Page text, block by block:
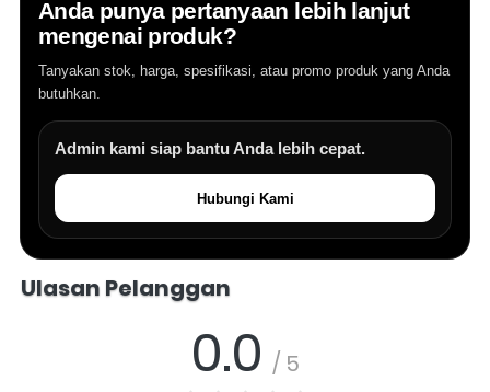
Anda punya pertanyaan lebih lanjut
mengenai produk?
Tanyakan stok, harga, spesifikasi, atau promo produk yang Anda
butuhkan.
Admin kami siap bantu Anda lebih cepat.
Hubungi Kami
Ulasan Pelanggan
0.0 / 5